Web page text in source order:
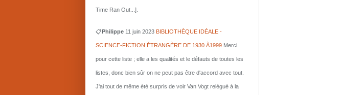
Time Ran Out...].
📋Philippe 11 juin 2023 BIBLIOTHÈQUE IDÉALE -
SCIENCE-FICTION ÉTRANGÈRE DE 1930 À1999 Merci
pour cette liste ; elle a les qualités et le défauts de toutes les
listes, donc bien sûr on ne peut pas être d'accord avec tout.
J'ai tout de même été surpris de voir Van Vogt relégué à la